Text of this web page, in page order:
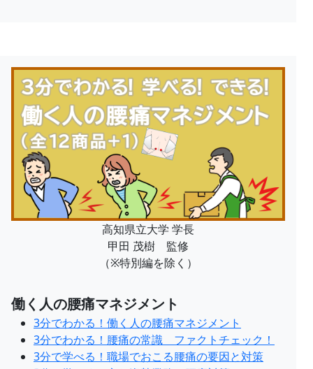
高知県立大学 学長
甲田 茂樹 監修
（※特別編を除く）
働く人の腰痛マネジメント
3分でわかる！働く人の腰痛マネジメント
3分でわかる！腰痛の常識 ファクトチェック！
3分で学べる！職場でおこる腰痛の要因と対策